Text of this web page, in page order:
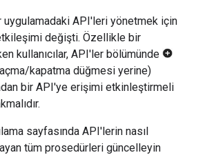
uygulamadaki API'leri yönetmek için
değişti. Özellikle bir
kullanıcılar, API'ler bölümünde
kapatma düğmesi yerine)
bir API'ye erişimi etkinleştirmeli
sayfasında API'lerin nasıl
tüm prosedürleri güncelleyin